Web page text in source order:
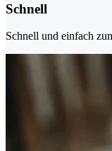
Schnell
Schnell und einfach